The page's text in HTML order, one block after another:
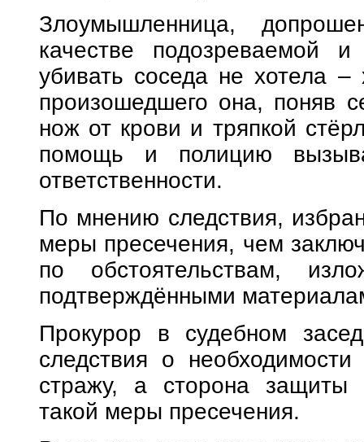
Злоумышленница,
качестве подозреваемой
убивать соседа не хотела
произошедшего она, поняв
нож от крови и тряпкой
помощь и полицию
ответственности.
По мнению следствия,
меры пресечения, чем
по обстоятельствам,
подтверждёнными
Прокурор в судебном
следствия о
стражу, а сторона защиты
такой меры пресечения.